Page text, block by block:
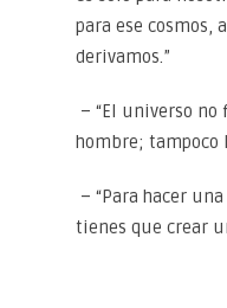
para ese cosmos,
derivamos.”
– “El universo no
hombre; tampoco
– “Para hacer
tienes que crear